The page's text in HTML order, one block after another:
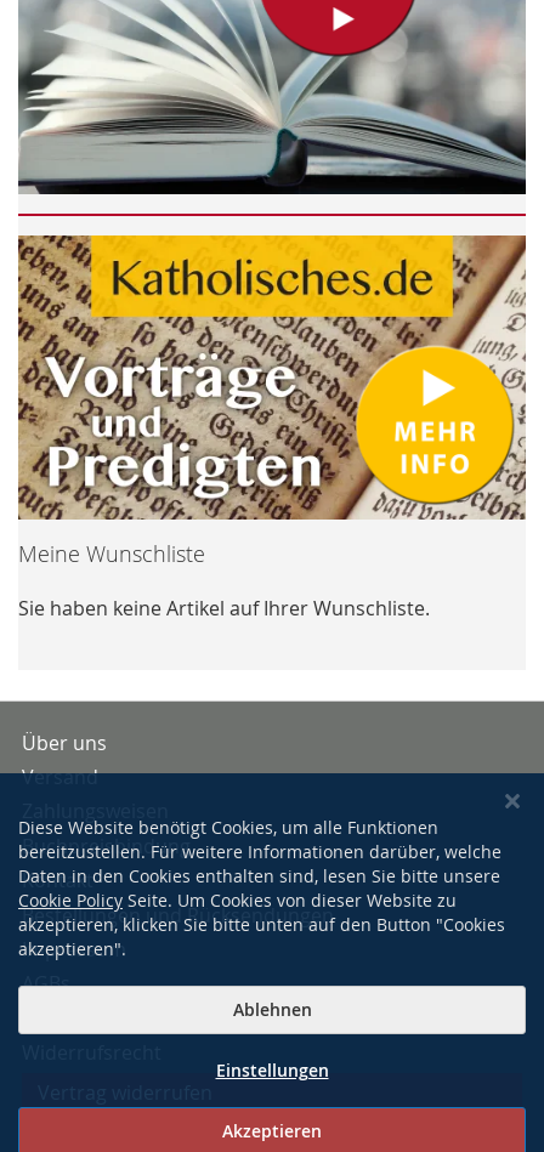
Meine Wunschliste
Sie haben keine Artikel auf Ihrer Wunschliste.
Über uns
Versand
Buchpreisbindung
Kontakt
Bestellungen und Rücksendungen
Impressum
AGBs
Diese Website benötigt Cookies, um alle Funktionen
bereitzustellen. Für weitere Informationen darüber, welche
Daten in den Cookies enthalten sind, lesen Sie bitte unsere
Cookie Policy Seite. Um Cookies von dieser Website zu
akzeptieren, klicken Sie bitte unten auf den Button "Cookies
akzeptieren".
Akzeptieren
Ablehnen
Einstellungen